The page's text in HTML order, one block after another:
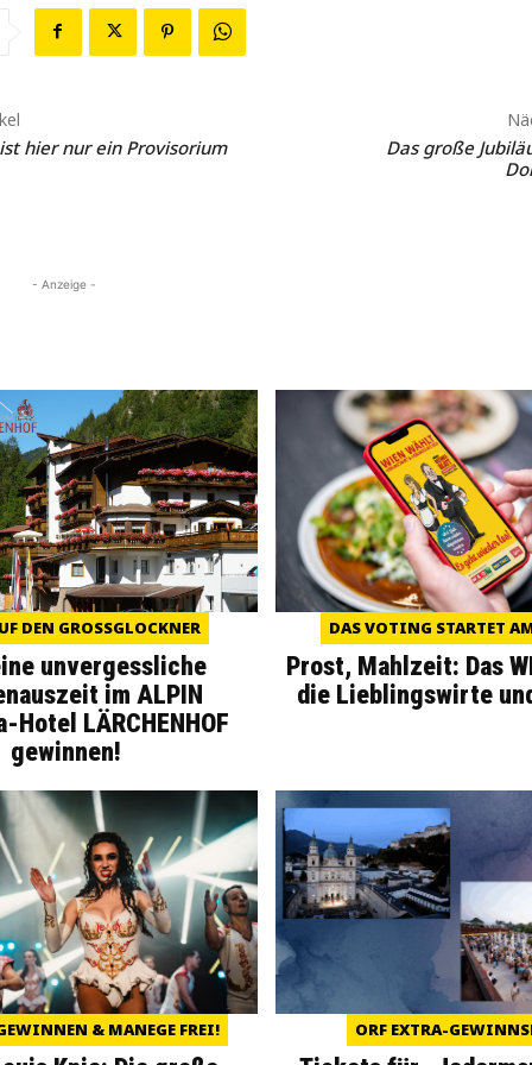
hier nur ein Provisorium
Das große
- Anzeige -
DEN GROSSGLOCKNER
unvergessliche
im ALPIN
Hotel LÄRCHENHOF
gewinnen!
DAS VOTING STARTET
Prost, Mahlzeit: Das
die Lieblingswirte
& MANEGE FREI! ORF EXTRA-